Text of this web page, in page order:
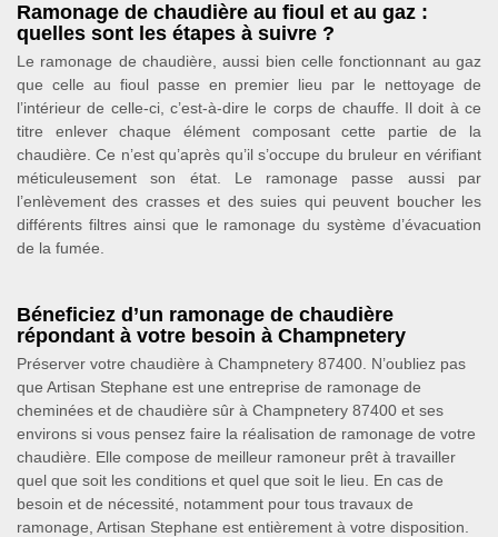
Ramonage de chaudière au fioul et au gaz :
quelles sont les étapes à suivre ?
Le ramonage de chaudière, aussi bien celle fonctionnant au gaz
que celle au fioul passe en premier lieu par le nettoyage de
l’intérieur de celle-ci, c’est-à-dire le corps de chauffe. Il doit à ce
titre enlever chaque élément composant cette partie de la
chaudière. Ce n’est qu’après qu’il s’occupe du bruleur en vérifiant
méticuleusement son état. Le ramonage passe aussi par
l’enlèvement des crasses et des suies qui peuvent boucher les
différents filtres ainsi que le ramonage du système d’évacuation
de la fumée.
Béneficiez d’un ramonage de chaudière
répondant à votre besoin à Champnetery
Préserver votre chaudière à Champnetery 87400. N’oubliez pas
que Artisan Stephane est une entreprise de ramonage de
cheminées et de chaudière sûr à Champnetery 87400 et ses
environs si vous pensez faire la réalisation de ramonage de votre
chaudière. Elle compose de meilleur ramoneur prêt à travailler
quel que soit les conditions et quel que soit le lieu. En cas de
besoin et de nécessité, notamment pour tous travaux de
ramonage, Artisan Stephane est entièrement à votre disposition.